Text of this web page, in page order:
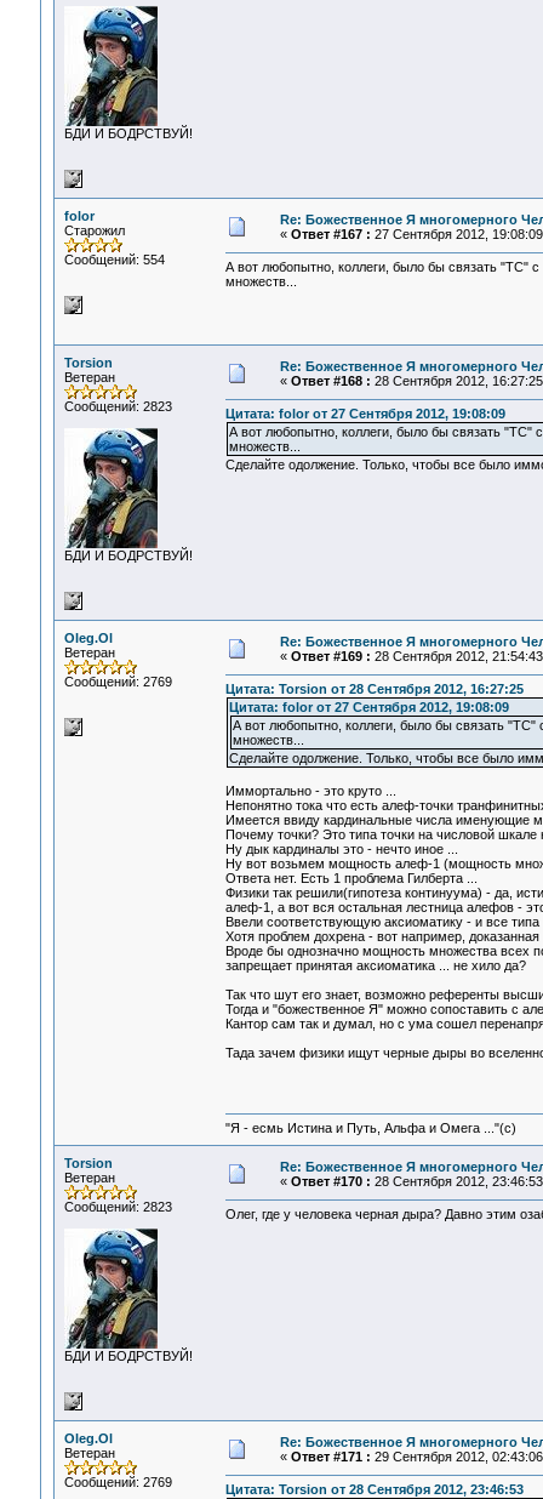
БДИ И БОДРСТВУЙ!
folor
Старожил
Сообщений: 554
Re: Божественное Я многомерного
« Ответ #167 : 27 Сентября 2012,
А вот любопытно, коллеги, было бы связать "ТС"
множеств...
Torsion
Ветеран
Сообщений: 2823
БДИ И БОДРСТВУЙ!
Re: Божественное Я многомерного
« Ответ #168 : 28 Сентября 2012,
Цитата: folor от 27 Сентября 2012, 19:08:09
А вот любопытно, коллеги, было бы связать
множеств...
Сделайте одолжение. Только, чтобы все было
Oleg.Ol
Ветеран
Сообщений: 2769
Re: Божественное Я многомерного
« Ответ #169 : 28 Сентября 2012,
Цитата: Torsion от 28 Сентября 2012, 16:27:25
Цитата: folor от 27 Сентября 2012, 19:08:09
А вот любопытно, коллеги, было бы связать
множеств...
Сделайте одолжение. Только, чтобы все было
Иммортально - это круто ...
Непонятно тока что есть алеф-точки
Имеется ввиду кардинальные числа именующие
Почему точки? Это типа точки на числовой шкале
Ну дык кардиналы это - нечто иное ...
Ну вот возьмем мощность алеф-1 (мощность
Ответа нет. Есть 1 проблема Гилберта ...
Физики так решили(гипотеза континуума) - да,
алеф-1, а вот вся остальная лестница алефов -
Ввели соответствующую аксиоматику - и все
Хотя проблем дохрена - вот например,
Вроде бы однозначно мощность множества всех
запрещает принятая аксиоматика ... не хило да?
Так что шут его знает, возможно референты
Тогда и "божественное Я" можно сопоставить с
Кантор сам так и думал, но с ума сошел
Тада зачем физики ищут черные дыры во
"Я - есмь Истина и Путь, Альфа и Омега ..."(с)
Torsion
Ветеран
Сообщений: 2823
БДИ И БОДРСТВУЙ!
Re: Божественное Я многомерного
« Ответ #170 : 28 Сентября 2012,
Олег, где у человека черная дыра? Давно этим
Oleg.Ol
Ветеран
Сообщений: 2769
Re: Божественное Я многомерного
« Ответ #171 : 29 Сентября 2012,
Цитата: Torsion от 28 Сентября 2012, 23:46:53